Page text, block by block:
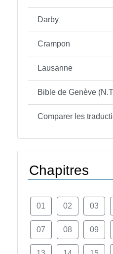
Darby
Crampon
Lausanne
Bible de Genève
Comparer les
Chapitres
01 02 03
07 08 09